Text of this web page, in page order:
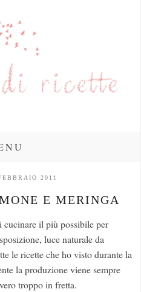
2011
E MERINGA
cucinare il più possibile per
luce naturale da
le ricette che ho visto durante la
la produzione viene sempre
troppo in fretta.